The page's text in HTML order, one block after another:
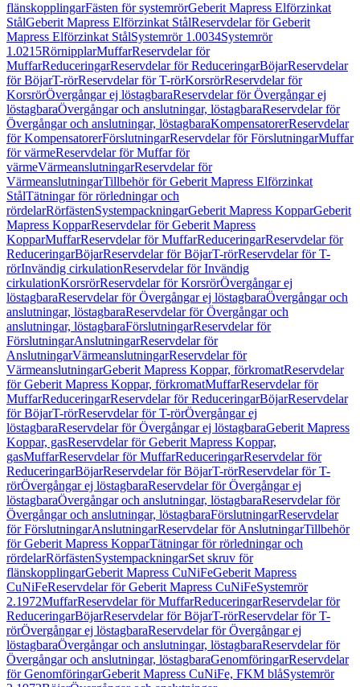
flänskopplingarFästen för systemrörGeberit Mapress Elförzinkat
StålGeberit Mapress Elförzinkat StålReservdelar för Geberit
Mapress Elförzinkat StålSystemrör 1.0034Systemrör
1.0215RörnipplarMuffarReservdelar för
MuffarReduceringarReservdelar för ReduceringarBöjarReservdelar
för BöjarT-rörReservdelar för T-rörKorsrörReservdelar för
KorsrörÖvergångar ej löstagbaraReservdelar för Övergångar ej
löstagbaraÖvergångar och anslutningar, löstagbaraReservdelar för
Övergångar och anslutningar, löstagbaraKompensatorerReservdelar
för KompensatorerFörslutningarReservdelar för FörslutningarMuffar
för värmeReservdelar för Muffar för
värmeVärmeanslutningarReservdelar för
VärmeanslutningarTillbehör för Geberit Mapress Elförzinkat
StålTätningar för rörledningar och
rördelarRörfästenSystempackningarGeberit Mapress KopparGeberit
Mapress KopparReservdelar för Geberit Mapress
KopparMuffarReservdelar för MuffarReduceringarReservdelar för
ReduceringarBöjarReservdelar för BöjarT-rörReservdelar för T-
rörInvändig cirkulationReservdelar för Invändig
cirkulationKorsrörReservdelar för KorsrörÖvergångar ej
löstagbaraReservdelar för Övergångar ej löstagbaraÖvergångar och
anslutningar, löstagbaraReservdelar för Övergångar och
anslutningar, löstagbaraFörslutningarReservdelar för
FörslutningarAnslutningarReservdelar för
AnslutningarVärmeanslutningarReservdelar för
VärmeanslutningarGeberit Mapress Koppar, förkromatReservdelar
för Geberit Mapress Koppar, förkromatMuffarReservdelar för
MuffarReduceringarReservdelar för ReduceringarBöjarReservdelar
för BöjarT-rörReservdelar för T-rörÖvergångar ej
löstagbaraReservdelar för Övergångar ej löstagbaraGeberit Mapress
Koppar, gasReservdelar för Geberit Mapress Koppar,
gasMuffarReservdelar för MuffarReduceringarReservdelar för
ReduceringarBöjarReservdelar för BöjarT-rörReservdelar för T-
rörÖvergångar ej löstagbaraReservdelar för Övergångar ej
löstagbaraÖvergångar och anslutningar, löstagbaraReservdelar för
Övergångar och anslutningar, löstagbaraFörslutningarReservdelar
för FörslutningarAnslutningarReservdelar för AnslutningarTillbehör
för Geberit Mapress KopparTätningar för rörledningar och
rördelarRörfästenSystempackningarSet skruv för
flänskopplingarGeberit Mapress CuNiFeGeberit Mapress
CuNiFeReservdelar för Geberit Mapress CuNiFeSystemrör
2.1972MuffarReservdelar för MuffarReduceringarReservdelar för
ReduceringarBöjarReservdelar för BöjarT-rörReservdelar för T-
rörÖvergångar ej löstagbaraReservdelar för Övergångar ej
löstagbaraÖvergångar och anslutningar, löstagbaraReservdelar för
Övergångar och anslutningar, löstagbaraGenomföringarReservdelar
för GenomföringarGeberit Mapress CuNiFe, FKM blåSystemrör